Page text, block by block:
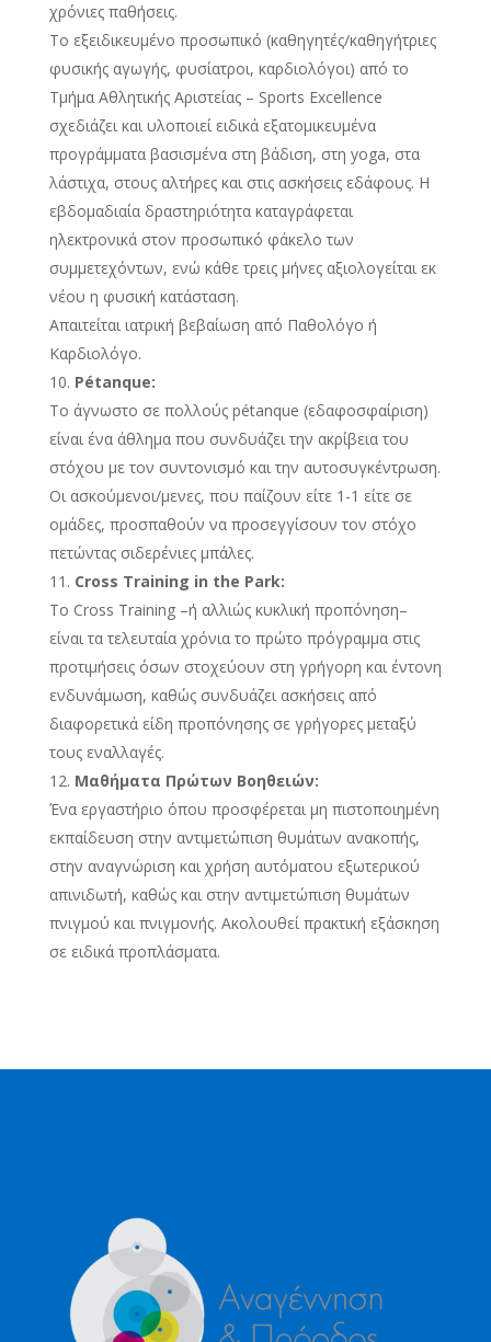
χρόνιες παθήσεις.
Το εξειδικευμένο προσωπικό (καθηγητές/καθηγήτριες
φυσικής αγωγής, φυσίατροι, καρδιολόγοι) από το
Τμήμα Αθλητικής Αριστείας – Sports Excellence
σχεδιάζει και υλοποιεί ειδικά εξατομικευμένα
προγράμματα βασισμένα στη βάδιση, στη yoga, στα
λάστιχα, στους αλτήρες και στις ασκήσεις εδάφους. Η
εβδομαδιαία δραστηριότητα καταγράφεται
ηλεκτρονικά στον προσωπικό φάκελο των
συμμετεχόντων, ενώ κάθε τρεις μήνες αξιολογείται εκ
νέου η φυσική κατάσταση.
Απαιτείται ιατρική βεβαίωση από Παθολόγο ή
Καρδιολόγο.
Pétanque:
Το άγνωστο σε πολλούς pétanque (εδαφοσφαίριση)
είναι ένα άθλημα που συνδυάζει την ακρίβεια του
στόχου με τον συντονισμό και την αυτοσυγκέντρωση.
Οι ασκούμενοι/μενες, που παίζουν είτε 1-1 είτε σε
ομάδες, προσπαθούν να προσεγγίσουν τον στόχο
πετώντας σιδερένιες μπάλες.
Cross Training in the Park:
Το Cross Training –ή αλλιώς κυκλική προπόνηση–
είναι τα τελευταία χρόνια το πρώτο πρόγραμμα στις
προτιμήσεις όσων στοχεύουν στη γρήγορη και έντονη
ενδυνάμωση, καθώς συνδυάζει ασκήσεις από
διαφορετικά είδη προπόνησης σε γρήγορες μεταξύ
τους εναλλαγές.
Μαθήματα Πρώτων Βοηθειών:
Ένα εργαστήριο όπου προσφέρεται μη πιστοποιημένη
εκπαίδευση στην αντιμετώπιση θυμάτων ανακοπής,
στην αναγνώριση και χρήση αυτόματου εξωτερικού
απινιδωτή, καθώς και στην αντιμετώπιση θυμάτων
πνιγμού και πνιγμονής. Ακολουθεί πρακτική εξάσκηση
σε ειδικά προπλάσματα.